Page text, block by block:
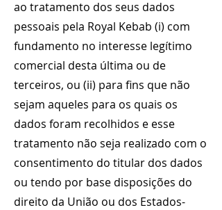
ao tratamento dos seus dados
pessoais pela Royal Kebab (i) com
fundamento no interesse legítimo
comercial desta última ou de
terceiros, ou (ii) para fins que não
sejam aqueles para os quais os
dados foram recolhidos e esse
tratamento não seja realizado com o
consentimento do titular dos dados
ou tendo por base disposições do
direito da União ou dos Estados-